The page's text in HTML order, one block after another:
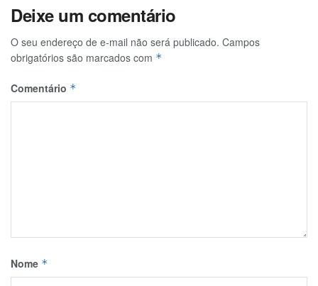
Deixe um comentário
O seu endereço de e-mail não será publicado. Campos
obrigatórios são marcados com *
Comentário *
Nome *